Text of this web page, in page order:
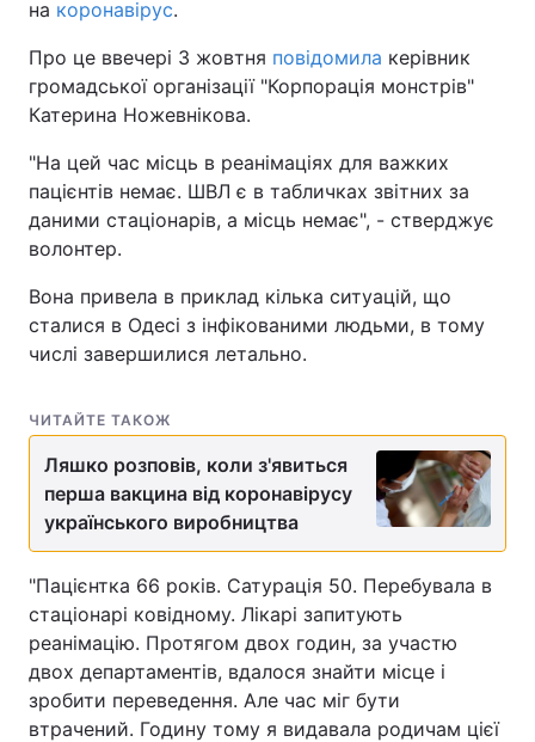
на коронавірус.
Про це ввечері 3 жовтня повідомила керівник
громадської організації "Корпорація монстрів"
Катерина Ножевнікова.
"На цей час місць в реанімаціях для важких
пацієнтів немає. ШВЛ є в табличках звітних за
даними стаціонарів, а місць немає", - стверджує
волонтер.
Вона привела в приклад кілька ситуацій, що
сталися в Одесі з інфікованими людьми, в тому
числі завершилися летально.
ЧИТАЙТЕ ТАКОЖ
Ляшко розповів, коли з'явиться
перша вакцина від коронавірусу
українського виробництва
"Пацієнтка 66 років. Сатурація 50. Перебувала в
стаціонарі ковідному. Лікарі запитують
реанімацію. Протягом двох годин, за участю
двох департаментів, вдалося знайти місце і
зробити переведення. Але час міг бути
втрачений. Годину тому я видавала родичам цієї